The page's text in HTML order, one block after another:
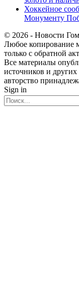
Хоккейное
Монументу
© 2026 - Новости
Любое копирование
только с обратной
Все материалы
источников и других
авторство
Sign in